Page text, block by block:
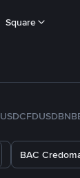
Square
USDCFDUSDBNB
BAC